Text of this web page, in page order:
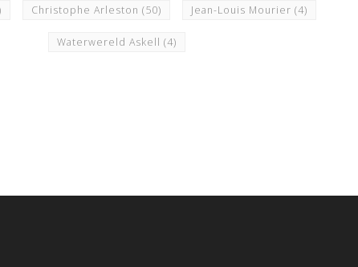
Christophe Arleston (50) Jean-Louis Mourier (4)
Waterwereld Askell (4)